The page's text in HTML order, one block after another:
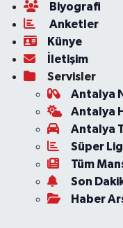
Biyografi
Anketler
Künye
İletişim
Servisler
Antalya
Antalya
Antalya
Süper
Tüm
Son
Haber